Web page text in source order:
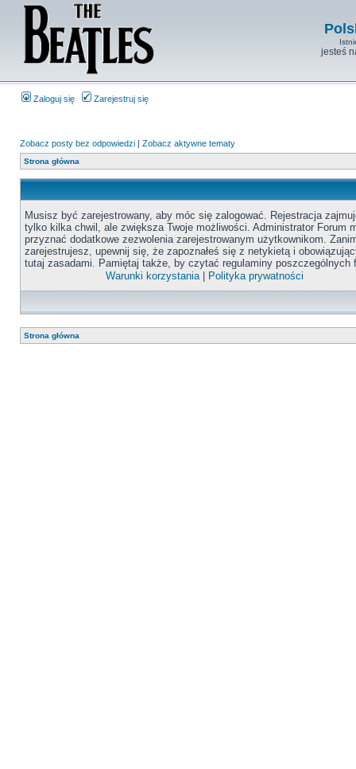
jesteś
Zaloguj się Zarejestruj się
Zobacz posty bez odpowiedzi | Zobacz aktywne tematy
Strona główna
Musisz być zarejestrowany, aby móc się zalogować. Rejestracja
tylko kilka chwil, ale zwiększa Twoje możliwości. Administrator Forum
przyznać dodatkowe zezwolenia zarejestrowanym użytkownikom.
zarejestrujesz, upewnij się, że zapoznałeś się z netykietą i
tutaj zasadami. Pamiętaj także, by czytać regulaminy poszczególnych
Warunki korzystania| Polityka prywatności
Strona główna